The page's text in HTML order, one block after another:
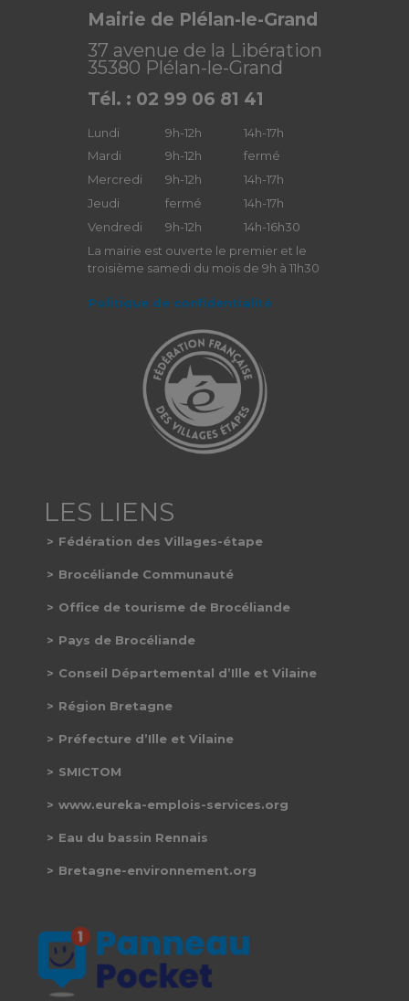
Mairie de Plélan-le-Grand
37 avenue de la Libération
35380 Plélan-le-Grand
Tél. : 02 99 06 81 41
Lundi 9h-12h
14h-17h
Mardi
9h-12h
fermé
Mercredi
9h-12h
14h-17h
Jeudi
fermé
14h-17h
Vendredi
9h-12h
14h-16h30
La mairie est ouverte le premier et le
troisième samedi du mois de 9h à 11h30
Politique de confidentialité
Fédération des Villages-étape
Brocéliande Communauté
Office de tourisme de Brocéliande
Pays de Brocéliande
Conseil Départemental d’Ille et Vilaine
Région Bretagne
Préfecture d’Ille et Vilaine
SMICTOM
www.eureka-emplois-services.org
Eau du bassin Rennais
Bretagne-environnement.org